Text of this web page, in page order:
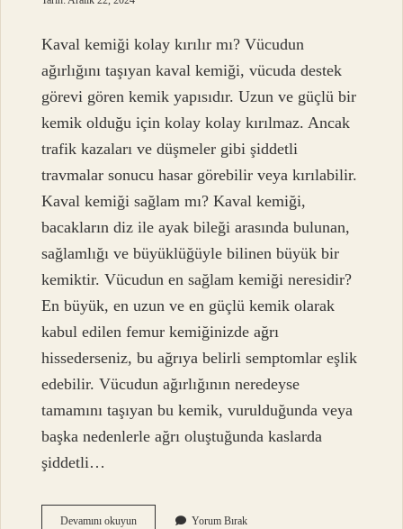
Kaval kemiği kolay kırılır mı? Vücudun
ağırlığını taşıyan kaval kemiği, vücuda destek
görevi gören kemik yapısıdır. Uzun ve güçlü bir
kemik olduğu için kolay kolay kırılmaz. Ancak
trafik kazaları ve düşmeler gibi şiddetli
travmalar sonucu hasar görebilir veya kırılabilir.
Kaval kemiği sağlam mı? Kaval kemiği,
bacakların diz ile ayak bileği arasında bulunan,
sağlamlığı ve büyüklüğüyle bilinen büyük bir
kemiktir. Vücudun en sağlam kemiği neresidir?
En büyük, en uzun ve en güçlü kemik olarak
kabul edilen femur kemiğinizde ağrı
hissederseniz, bu ağrıya belirli semptomlar eşlik
edebilir. Vücudun ağırlığının neredeyse
tamamını taşıyan bu kemik, vurulduğunda veya
başka nedenlerle ağrı oluştuğunda kaslarda
şiddetli…
Devamını okuyunKaval
Yorum Bırak